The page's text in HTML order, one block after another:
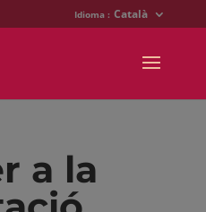
Idioma : Català
a la